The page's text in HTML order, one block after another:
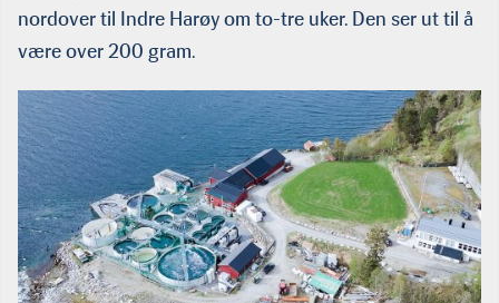
nordover til Indre Harøy om to-tre uker. Den ser ut til å
være over 200 gram.